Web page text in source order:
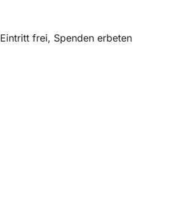
Eintritt frei, Spenden erbeten